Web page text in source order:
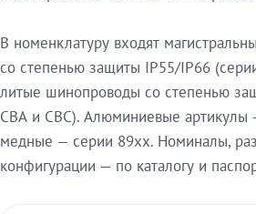
В номенклатуру входят
со степенью защиты IP55/IP66
литые шинопроводы со степенью
СВА и СВС). Алюминиевые артикулы
медные — серии 89xx. Номиналы,
конфигурации — по каталогу и